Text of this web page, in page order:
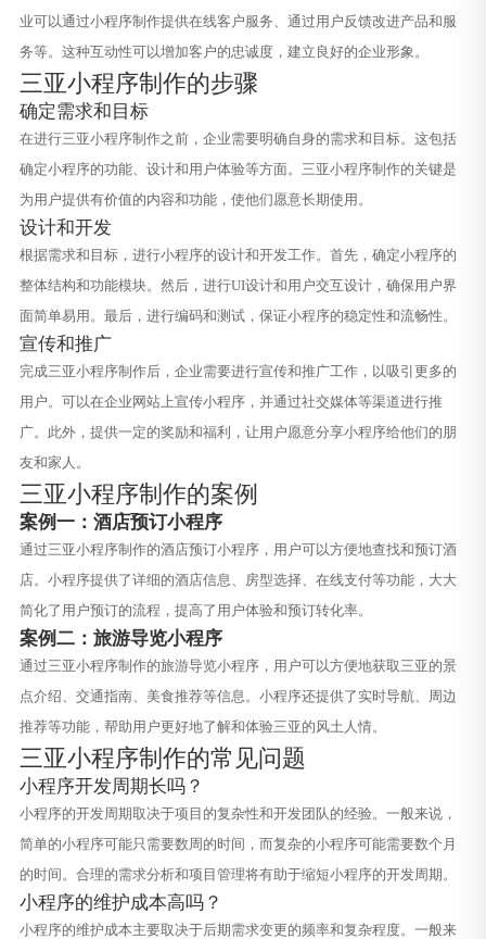
业可以通过小程序制作提供在线客户服务、通过用户反馈改进产品和服
务等。这种互动性可以增加客户的忠诚度，建立良好的企业形象。
三亚小程序制作的步骤
确定需求和目标
在进行三亚小程序制作之前，企业需要明确自身的需求和目标。这包括
确定小程序的功能、设计和用户体验等方面。三亚小程序制作的关键是
为用户提供有价值的内容和功能，使他们愿意长期使用。
设计和开发
根据需求和目标，进行小程序的设计和开发工作。首先，确定小程序的
整体结构和功能模块。然后，进行UI设计和用户交互设计，确保用户界
面简单易用。最后，进行编码和测试，保证小程序的稳定性和流畅性。
宣传和推广
完成三亚小程序制作后，企业需要进行宣传和推广工作，以吸引更多的
用户。可以在企业网站上宣传小程序，并通过社交媒体等渠道进行推
广。此外，提供一定的奖励和福利，让用户愿意分享小程序给他们的朋
友和家人。
三亚小程序制作的案例
案例一：酒店预订小程序
通过三亚小程序制作的酒店预订小程序，用户可以方便地查找和预订酒
店。小程序提供了详细的酒店信息、房型选择、在线支付等功能，大大
简化了用户预订的流程，提高了用户体验和预订转化率。
案例二：旅游导览小程序
通过三亚小程序制作的旅游导览小程序，用户可以方便地获取三亚的景
点介绍、交通指南、美食推荐等信息。小程序还提供了实时导航、周边
推荐等功能，帮助用户更好地了解和体验三亚的风土人情。
三亚小程序制作的常见问题
小程序开发周期长吗？
小程序的开发周期取决于项目的复杂性和开发团队的经验。一般来说，
简单的小程序可能只需要数周的时间，而复杂的小程序可能需要数个月
的时间。合理的需求分析和项目管理将有助于缩短小程序的开发周期。
小程序的维护成本高吗？
小程序的维护成本主要取决于后期需求变更的频率和复杂程度。一般来